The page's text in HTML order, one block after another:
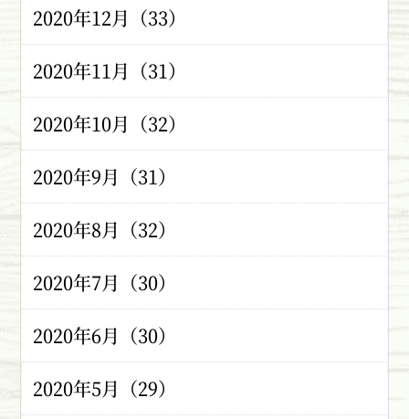
2020年12月（33）
2020年11月（31）
2020年10月（32）
2020年9月（31）
2020年8月（32）
2020年7月（30）
2020年6月（30）
2020年5月（29）